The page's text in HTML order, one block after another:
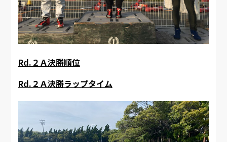
Rd.２Ａ決勝順位
Rd.２Ａ決勝ラップタイム